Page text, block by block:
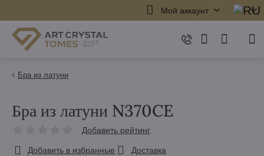
Мой аккаунт
Бра из латуни
Бра из латуни N370CE
Добавить рейтинг
Добавить в избранные Доставка